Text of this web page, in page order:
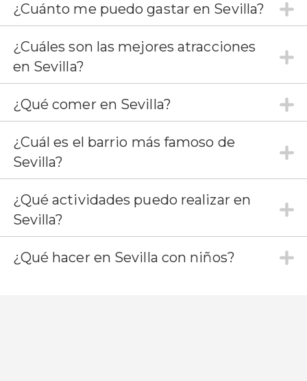
¿Cuánto me puedo gastar en Sevilla?
¿Cuáles son las mejores atracciones
en Sevilla?
¿Qué comer en Sevilla?
¿Cuál es el barrio más famoso de
Sevilla?
¿Qué actividades puedo realizar en
Sevilla?
¿Qué hacer en Sevilla con niños?